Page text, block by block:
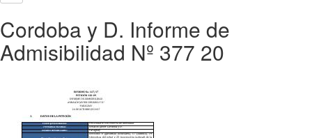
Cordoba y D. Informe de
Admisibilidad Nº 377 20